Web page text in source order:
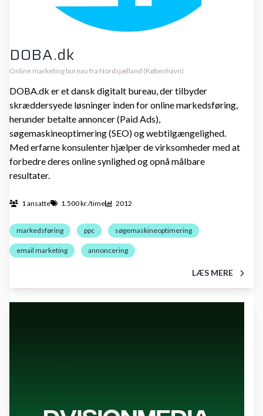
DOBA.dk
Online marketing bureau fra Nordsjælland (København)
DOBA.dk er et dansk digitalt bureau, der tilbyder
skræddersyede løsninger inden for online markedsføring,
herunder betalte annoncer (Paid Ads),
søgemaskineoptimering (SEO) og webtilgængelighed.
Med erfarne konsulenter hjælper de virksomheder med at
forbedre deres online synlighed og opnå målbare
resultater.
1 ansatte 1.500 kr./time 2012
markedsføring ppc søgemaskineoptimering
email marketing annoncering
LÆS MERE